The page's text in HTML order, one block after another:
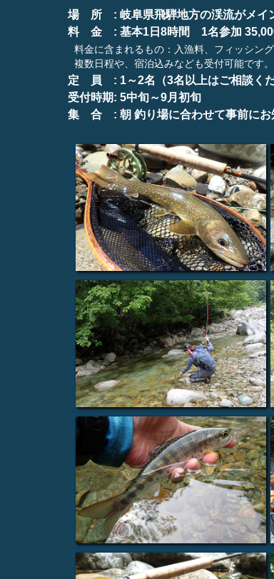
場 所 : 岐阜県飛騨地方の渓流がメイ
料 金 : 基本1日8時間 1名参加 35,000
料金に含まれるもの：入漁料、フィッシン
複数日程や、宿泊込みなども受付可能です。
定 員 : 1～2名（3名以上はご相談くだ
受付時期: 5中旬～9月初旬
集 合 : 朝 釣り場に合わせて事前にお